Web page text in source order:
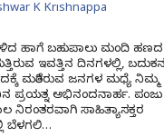
K Krishnappa
ಹಾಗೆ ಬಹುಪಾಲು ಮಂದಿ ಹಣದ
ಇವತ್ತಿನ ದಿನಗಳಲ್ಲಿ,
ಮರೆತಿರುವ ಜನಗಳ ಮಧ್ಯೆ ನಿಮ್ಮ
ಪ್ರಯತ್ನ ಅಭಿನಂದನಾರ್ಹ. ಪಂಜು
ನಿರಂತರವಾಗಿ ಸಾಹಿತ್ಯಾಸಕ್ತರ
ಬೆಳಗಲಿ…